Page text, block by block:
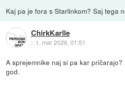
Kaj pa je fora s Starlinkom? Saj tega
ChirkKarlle
:: 1. mar 2026, 01:51
A sprejemnike naj si pa kar
god.